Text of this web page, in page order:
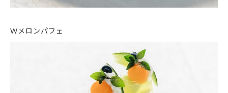
Wメロンパフェ